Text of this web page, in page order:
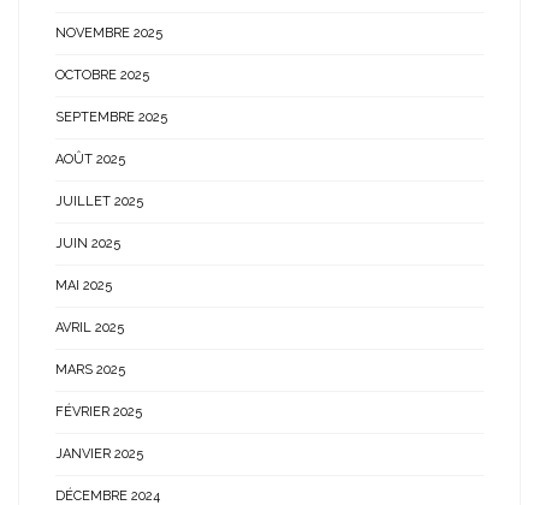
NOVEMBRE 2025
OCTOBRE 2025
SEPTEMBRE 2025
AOÛT 2025
JUILLET 2025
JUIN 2025
MAI 2025
AVRIL 2025
MARS 2025
FÉVRIER 2025
JANVIER 2025
DÉCEMBRE 2024